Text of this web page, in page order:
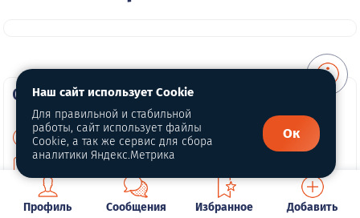
О портале
О нас
Для правообладателей
Политика конфиденциальности
Профиль Сообщения Избранное Добавить
Наш сайт использует Cookie
Для правильной и стабильной
работы, сайт использует файлы
Cookie, а так же сервис для сбора
аналитики Яндекс.Метрика
Ок